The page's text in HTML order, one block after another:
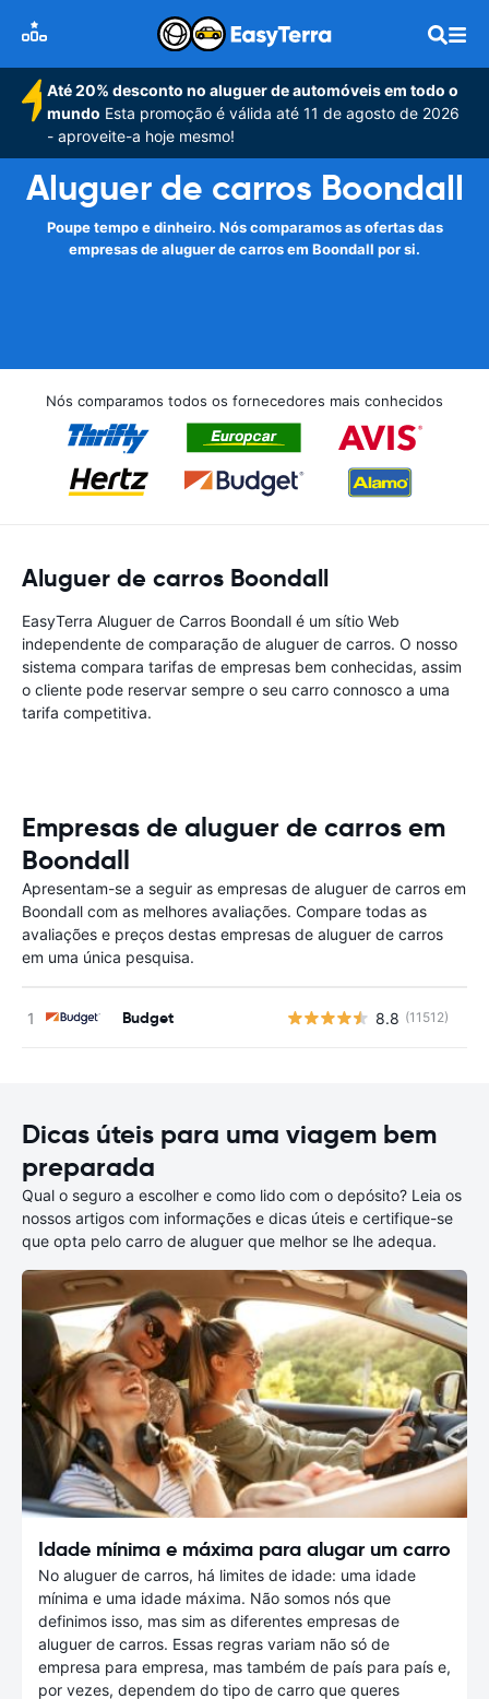
Até 20% desconto no aluguer de automóveis em todo o
mundo Esta promoção é válida até 11 de agosto de 2026
- aproveite-a hoje mesmo!
Aluguer de carros Boondall
Poupe tempo e dinheiro. Nós comparamos as ofertas das
empresas de aluguer de carros em Boondall por si.
Nós comparamos todos os fornecedores mais conhecidos
Aluguer de carros Boondall
EasyTerra Aluguer de Carros Boondall é um sítio Web
independente de comparação de aluguer de carros. O nosso
sistema compara tarifas de empresas bem conhecidas, assim
o cliente pode reservar sempre o seu carro connosco a uma
tarifa competitiva.
Empresas de aluguer de carros em
Boondall
Apresentam-se a seguir as empresas de aluguer de carros em
Boondall com as melhores avaliações. Compare todas as
avaliações e preços destas empresas de aluguer de carros
em uma única pesquisa.
Budget 8.8 (11512)
Dicas úteis para uma viagem bem
preparada
Qual o seguro a escolher e como lido com o depósito? Leia os
nossos artigos com informações e dicas úteis e certifique-se
que opta pelo carro de aluguer que melhor se lhe adequa.
Idade mínima e máxima para alugar um carro
No aluguer de carros, há limites de idade: uma idade
mínima e uma idade máxima. Não somos nós que
definimos isso, mas sim as diferentes empresas de
aluguer de carros. Essas regras variam não só de
empresa para empresa, mas também de país para país e,
por vezes, dependem do tipo de carro que queres